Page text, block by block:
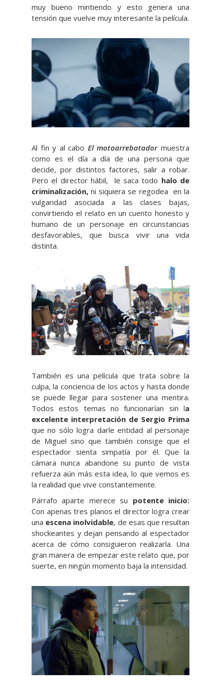
muy bueno mintiendo y esto genera una
tensión que vuelve muy interesante la película.
Al fin y al cabo El motoarrebatadormuestra
como es el día a día de una persona que
decide, por distintos factores, salir a robar.
Pero el director hábil, le saca todo halo de
criminalización, ni siquiera se regodea en la
vulgaridad asociada a las clases bajas,
convirtiendo el relato en un cuento honesto y
humano de un personaje en circunstancias
desfavorables, que busca vivir una vida
distinta.
También es una película que trata sobre la
culpa, la conciencia de los actos y hasta donde
se puede llegar para sostener una mentira.
Todos estos temas no funcionarían sin la
excelente interpretación de Sergio Prima
que no sólo logra darle entidad al personaje
de Miguel sino que también consige que el
espectador sienta simpatía por él. Que la
cámara nunca abandone su punto de vista
refuerza aún más esta idea, lo que vemos es
la realidad que vive constantemente.
Párrafo aparte merece su potente inicio:
Con apenas tres planos el director logra crear
una escena inolvidable, de esas que resultan
shockeantes y dejan pensando al espectador
acerca de cómo consiguieron realizarla. Una
gran manera de empezar este relato que, por
suerte, en ningún momento baja la intensidad.